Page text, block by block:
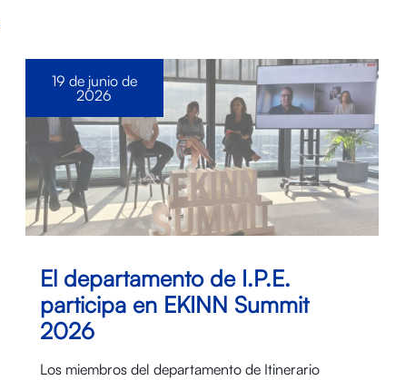
El departamento de I.P.E.
participa en EKINN Summit
2026
Los miembros del departamento de Itinerario
19 de junio de
2026